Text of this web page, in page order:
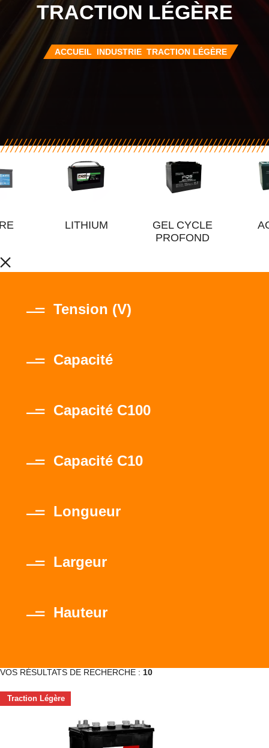
TRACTION LÉGÈRE
ACCUEIL INDUSTRIE TRACTION LÉGÈRE
LITHIUM
GEL CYCLE
PROFOND
Tension (V)
Capacité
Capacité C100
Capacité C10
Longueur
Largeur
Hauteur
VOS RÉSULTATS DE RECHERCHE : 10
Traction Légère